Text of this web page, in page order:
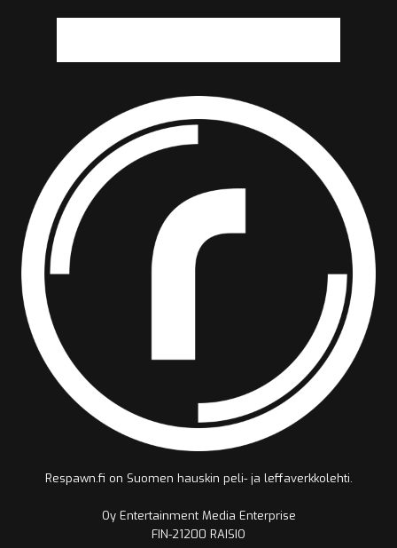
Respawn.fi on Suomen hauskin peli- ja leffaverkkolehti.
Oy Entertainment Media Enterprise
FIN-21200 RAISIO